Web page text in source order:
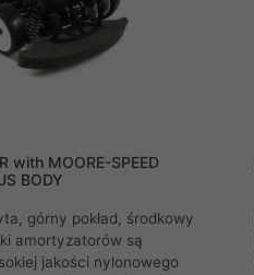
with MOORE-SPEED
BODY
górny pokład, środkowy
amortyzatorów są
jakości nylonowego